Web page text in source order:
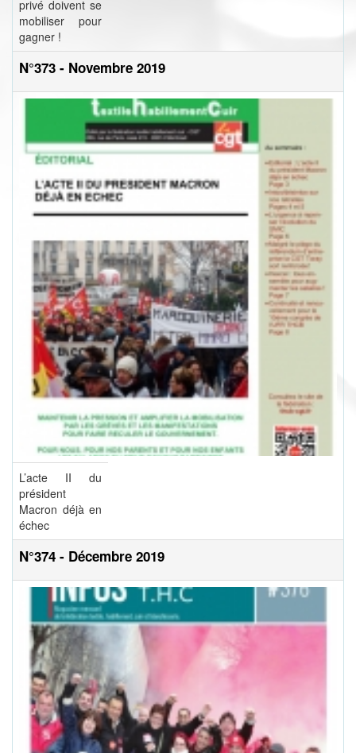
privé doivent se
mobiliser pour
gagner !
N°373 - Novembre 2019
L’acte II du
président
Macron déjà en
échec
N°374 - Décembre 2019